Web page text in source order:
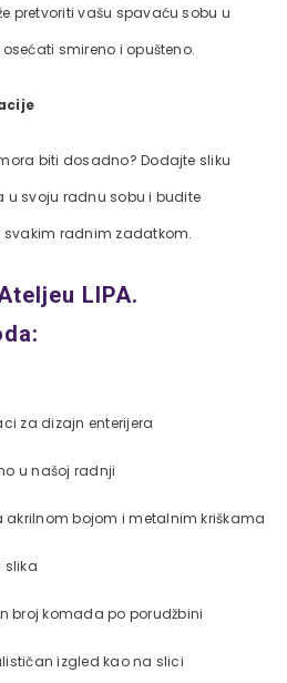
pretvoriti vašu spavaću sobu u
smireno i opušteno.
biti dosadno? Dodajte sliku
u svoju radnu sobu i budite
radnim zadatkom.
LIPA.
za dizajn enterijera
u našoj radnji
akrilnom bojom i metalnim kriškama
slika
broj komada po porudžbini
izgled kao na slici